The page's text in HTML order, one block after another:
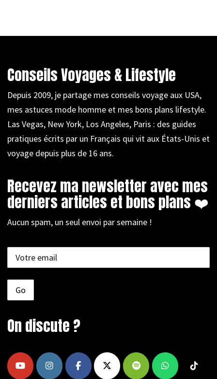
Conseils Voyages & Lifestyle
Depuis 2009, je partage mes conseils voyage aux USA,
mes astuces mode homme et mes bons plans lifestyle.
Las Vegas, New York, Los Angeles, Paris : des guides
pratiques écrits par un Français qui vit aux États-Unis et
voyage depuis plus de 16 ans.
Recevez ma newsletter avec mes
derniers articles et bons plans ❤️
Aucun spam, un seul envoi par semaine !
On discute ?